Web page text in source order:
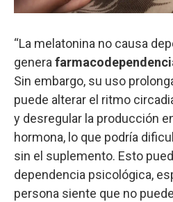
“La melatonina no causa
genera
Sin embargo, su uso
puede alterar el ritmo
y desregular la producción
hormona, lo que podría
sin el suplemento. Esto
dependencia psicológica,
persona siente que no